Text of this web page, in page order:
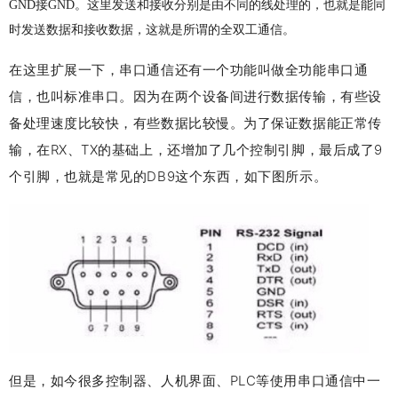
GND接GND。这里发送和接收分别是由不同的线处理的，也就是能同
时发送数据和接收数据，这就是所谓的全双工通信。
在这里扩展一下，串口通信还有一个功能叫做全功能串口通
信，也叫标准串口。因为在两个设备间进行数据传输，有些设
备处理速度比较快，有些数据比较慢。为了保证数据能正常传
输，在RX、TX的基础上，还增加了几个控制引脚，最后成了9
个引脚，也就是常见的DB9这个东西，如下图所示。
但是，如今很多控制器、人机界面、PLC等使用串口通信中一